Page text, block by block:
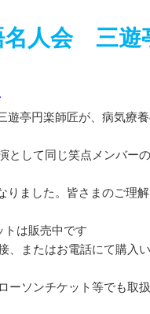
人会 三遊
遊亭円楽師匠が、病気療
して同じ笑点メンバーの
りました。皆さまのご理
トは販売中です
またはお電話にて購入い
ソンチケット等でも取